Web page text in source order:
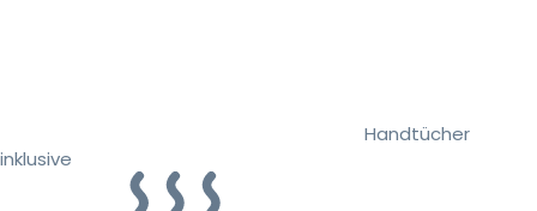
Handtücher
inklusive